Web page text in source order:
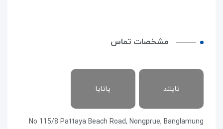
مشخصات تماس
تایلند پاتایا
No 115/8 Pattaya Beach Road, Nongprue, Banglamung